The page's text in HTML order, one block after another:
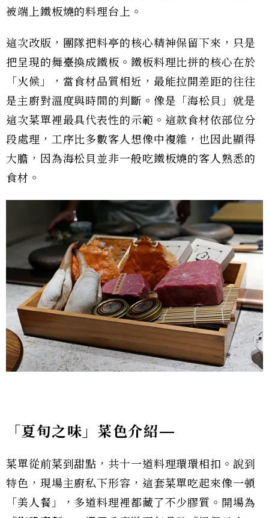
被端上鐵板燒的料理台上。
這次改版，團隊把料亭的核心精神保留下來，只是
把呈現的舞臺換成鐵板。鐵板料理比拼的核心在於
「火候」，當食材品質相近，最能拉開差距的往往
是主廚對溫度與時間的判斷。像是「海松貝」就是
這次菜單裡最具代表性的示範。這款食材依部位分
段處理，工序比多數客人想像中複雜，也因此顯得
大膽，因為海松貝並非一般吃鐵板燒的客人熟悉的
食材。
「夏旬之味」菜色介紹—
菜單從前菜到甜點，共十一道料理環環相扣。說到
特色，現場主廚私下形容，這套菜單吃起來像一頓
「美人餐」，多道料理裡都藏了不少膠質。開場為